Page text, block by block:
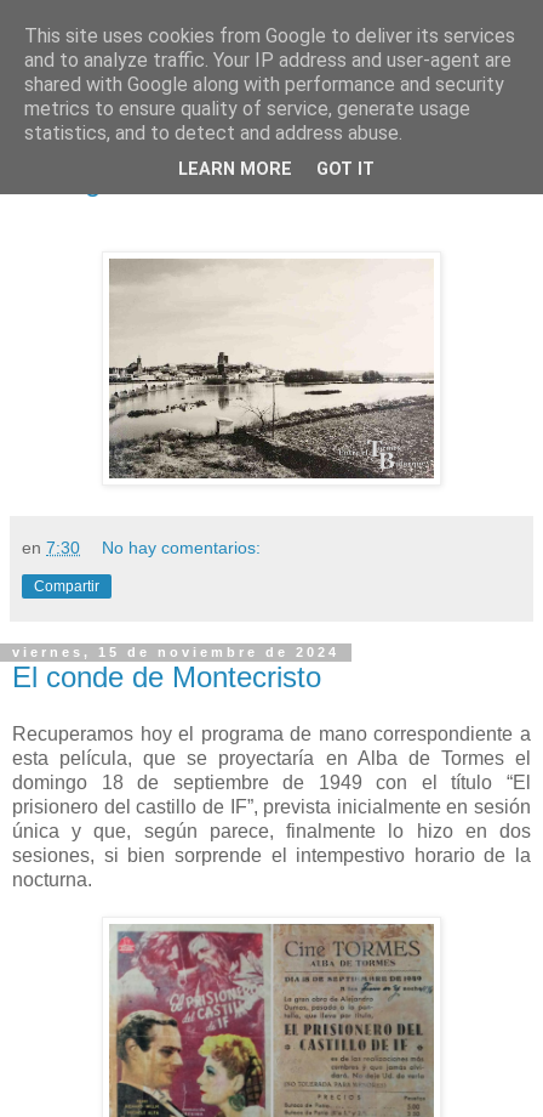
en 7:30 No hay comentarios:
Compartir
viernes, 15 de noviembre de 2024
El conde de Montecristo
Recuperamos hoy el programa de mano correspondiente a
esta película, que se proyectaría en Alba de Tormes el
domingo 18 de septiembre de 1949 con el título “El
prisionero del castillo de IF”, prevista inicialmente en sesión
única y que, según parece, finalmente lo hizo en dos
sesiones, si bien sorprende el intempestivo horario de la
nocturna.
This site uses cookies from Google to deliver its services
and to analyze traffic. Your IP address and user-agent are
shared with Google along with performance and security
metrics to ensure quality of service, generate usage
statistics, and to detect and address abuse.
LEARN MORE GOT IT